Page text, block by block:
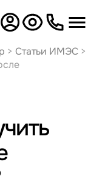
Версия
для слабовидящих
> Статьи ИМЭС>